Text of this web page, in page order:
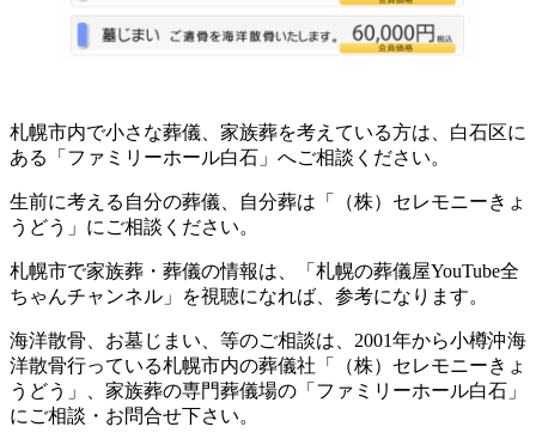
札幌市内で小さな葬儀、家族葬を考えている方は、白石区に
ある「ファミリーホール白石」へご相談ください。
生前に考える自分の葬儀、自分葬は「（株）セレモニーきょ
うどう」にご相談ください。
札幌市で家族葬・葬儀の情報は、「札幌の葬儀屋YouTube全
ちゃんチャンネル」を視聴になれば、参考になります。
海洋散骨、お墓じまい、等のご相談は、2001年から小樽沖海
洋散骨行っている札幌市内の葬儀社「（株）セレモニーきょ
うどう」、家族葬の専門葬儀場の「ファミリーホール白石」
にご相談・お問合せ下さい。